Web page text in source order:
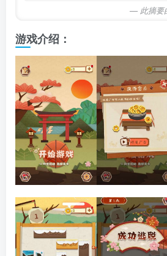
— 此摘要
游戏介绍：